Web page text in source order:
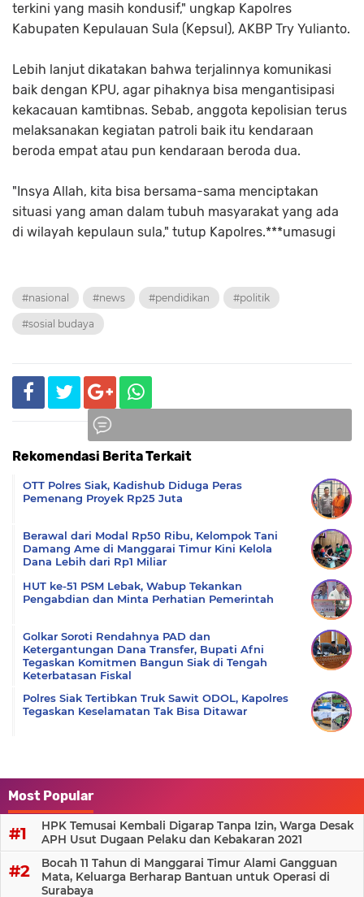
terkini yang masih kondusif," ungkap Kapolres
Kabupaten Kepulauan Sula (Kepsul), AKBP Try Yulianto.
Lebih lanjut dikatakan bahwa terjalinnya komunikasi
baik dengan KPU, agar pihaknya bisa mengantisipasi
kekacauan kamtibnas. Sebab, anggota kepolisian terus
melaksanakan kegiatan patroli baik itu kendaraan
beroda empat atau pun kendaraan beroda dua.
"Insya Allah, kita bisa bersama-sama menciptakan
situasi yang aman dalam tubuh masyarakat yang ada
di wilayah kepulaun sula," tutup Kapolres.***umasugi
#nasional #news #pendidikan #politik
#sosial budaya
Rekomendasi Berita Terkait
OTT Polres Siak, Kadishub Diduga Peras
Pemenang Proyek Rp25 Juta
Berawal dari Modal Rp50 Ribu, Kelompok Tani
Damang Ame di Manggarai Timur Kini Kelola
Dana Lebih dari Rp1 Miliar
HUT ke-51 PSM Lebak, Wabup Tekankan
Pengabdian dan Minta Perhatian Pemerintah
Golkar Soroti Rendahnya PAD dan
Ketergantungan Dana Transfer, Bupati Afni
Tegaskan Komitmen Bangun Siak di Tengah
Keterbatasan Fiskal
Polres Siak Tertibkan Truk Sawit ODOL, Kapolres
Tegaskan Keselamatan Tak Bisa Ditawar
Most Popular
HPK Temusai Kembali Digarap Tanpa Izin, Warga Desak
APH Usut Dugaan Pelaku dan Kebakaran 2021
Bocah 11 Tahun di Manggarai Timur Alami Gangguan
Mata, Keluarga Berharap Bantuan untuk Operasi di
Surabaya